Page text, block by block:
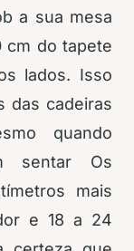
a sua mesa
cm do tapete
lados. Isso
das cadeiras
quando
sentar Os
mais
e 18 a 24